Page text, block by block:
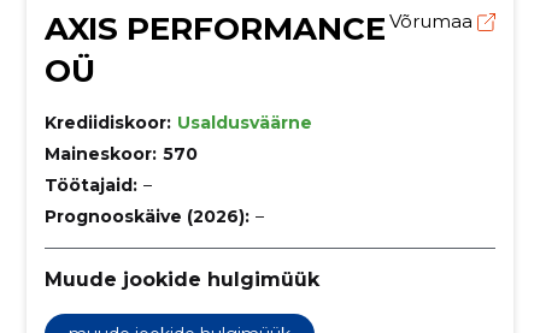
AXIS PERFORMANCE
OÜ
Võrumaa
Krediidiskoor: Usaldusväärne
Maineskoor: 570
Töötajaid: –
Prognooskäive (2026): –
Muude jookide hulgimüük